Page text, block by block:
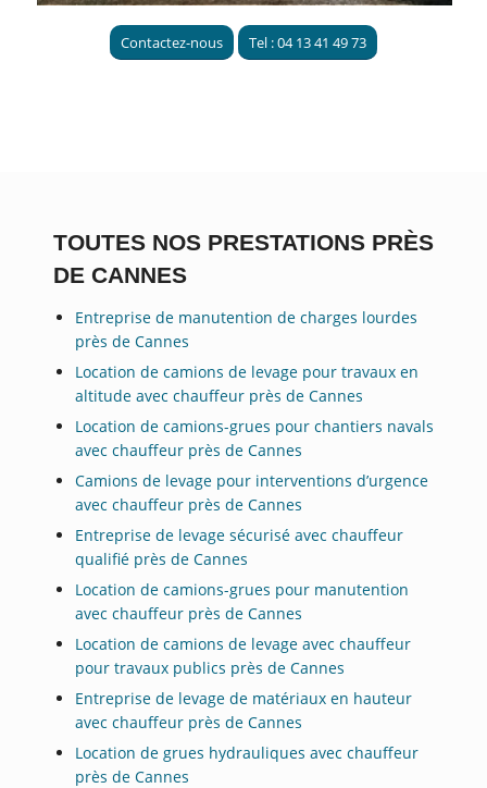
Contactez-nous Tel : 04 13 41 49 73
TOUTES NOS PRESTATIONS PRÈS
DE CANNES
Entreprise de manutention de charges lourdes
près de Cannes
Location de camions de levage pour travaux en
altitude avec chauffeur près de Cannes
Location de camions-grues pour chantiers navals
avec chauffeur près de Cannes
Camions de levage pour interventions d’urgence
avec chauffeur près de Cannes
Entreprise de levage sécurisé avec chauffeur
qualifié près de Cannes
Location de camions-grues pour manutention
avec chauffeur près de Cannes
Location de camions de levage avec chauffeur
pour travaux publics près de Cannes
Entreprise de levage de matériaux en hauteur
avec chauffeur près de Cannes
Location de grues hydrauliques avec chauffeur
près de Cannes